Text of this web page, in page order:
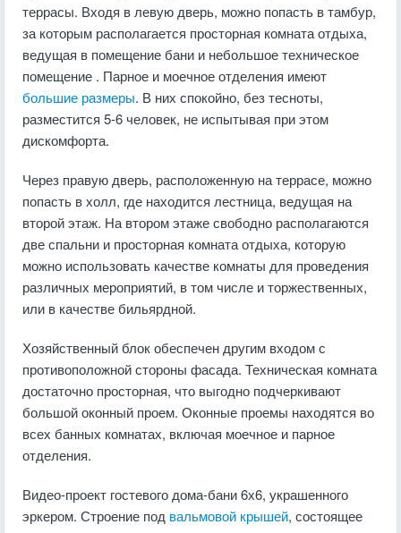
террасы. Входя в левую дверь, можно попасть в тамбур,
за которым располагается просторная комната отдыха,
ведущая в помещение бани и небольшое техническое
помещение . Парное и моечное отделения имеют
большие размеры. В них спокойно, без тесноты,
разместится 5-6 человек, не испытывая при этом
дискомфорта.
Через правую дверь, расположенную на террасе, можно
попасть в холл, где находится лестница, ведущая на
второй этаж. На втором этаже свободно располагаются
две спальни и просторная комната отдыха, которую
можно использовать качестве комнаты для проведения
различных мероприятий, в том числе и торжественных,
или в качестве бильярдной.
Хозяйственный блок обеспечен другим входом с
противоположной стороны фасада. Техническая комната
достаточно просторная, что выгодно подчеркивают
большой оконный проем. Оконные проемы находятся во
всех банных комнатах, включая моечное и парное
отделения.
Видео-проект гостевого дома-бани 6х6, украшенного
эркером. Строение под вальмовой крышей, состоящее